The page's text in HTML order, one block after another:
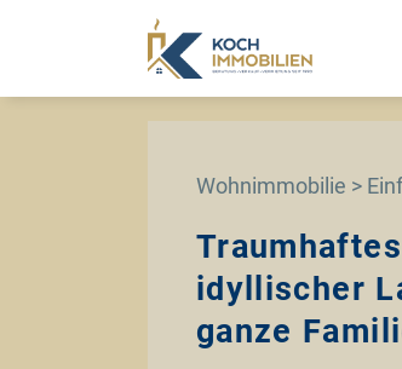
Wohnimmobilie >
idyllischer
ganze